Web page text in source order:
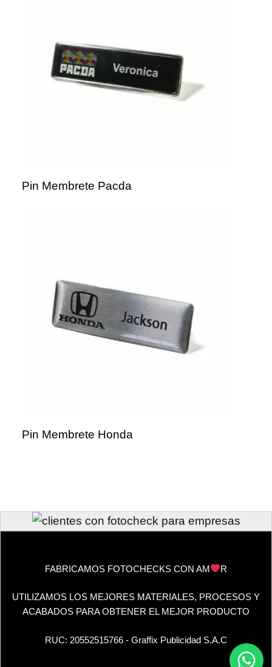
Pin Membrete Pacda
Pin Membrete Honda
FABRICAMOS FOTOCHECKS CON AM R
UTILIZAMOS LOS MEJORES MATERIALES, PROCESOS Y
ACABADOS PARA OBTENER EL MEJOR PRODUCTO
RUC: 20552515766 - Graffix Publicidad S.A.C